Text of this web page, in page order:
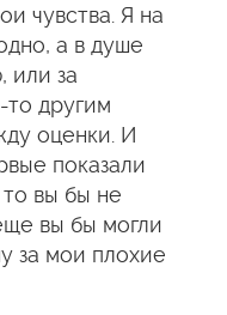
чувства. Я на
а в душе
или за
другим
оценки. И
показали
вы бы не
вы бы могли
за мои плохие